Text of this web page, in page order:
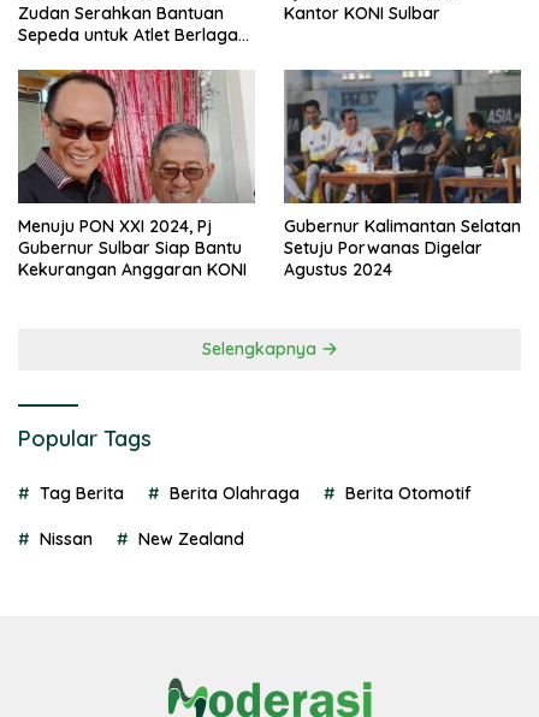
Zudan Serahkan Bantuan
Sepeda untuk Atlet Berlaga
Kantor KONI Sulbar
Menuju PON XXI 2024, Pj
Gubernur Sulbar Siap Bantu
Kekurangan Anggaran KONI
Gubernur Kalimantan Selatan
Setuju Porwanas Digelar
Agustus 2024
Selengkapnya
Popular Tags
Tag Berita Berita Olahraga Berita Otomotif
Nissan New Zealand